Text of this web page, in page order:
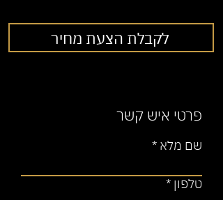
לקבלת הצעת מחיר
פרטי איש קשר
שם מלא
טלפון